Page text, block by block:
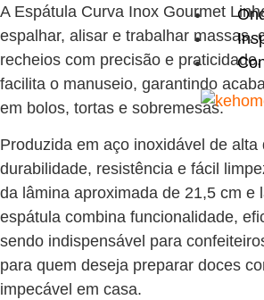
A Espátula Curva Inox Gourmet
espalhar, alisar e trabalhar massas,
recheios com precisão e
facilita o manuseio, garantindo
em bolos, tortas e sobremesas.
Produzida em aço inoxidável de
durabilidade, resistência e fácil
da lâmina aproximada de 21,5 cm e
espátula combina funcionalidade,
sendo indispensável para
para quem deseja preparar doces
impecável em casa.